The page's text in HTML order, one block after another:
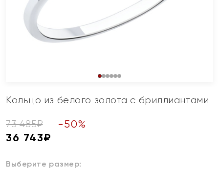
Кольцо из белого золота с бриллиантами
73 485₽ -50%
36 743₽
Выберите размер: